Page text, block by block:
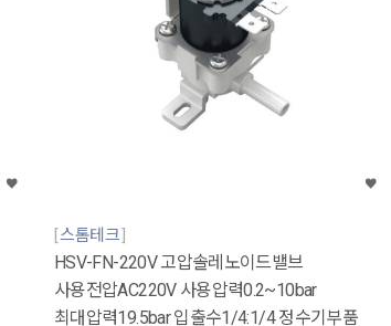
스톰테크
HSV-FN-220V 고압솔레노이드밸브
사용전압AC220V 사용압력0.2~10bar
최대압력19.5bar 입출수1/4:1/4 정수기부품